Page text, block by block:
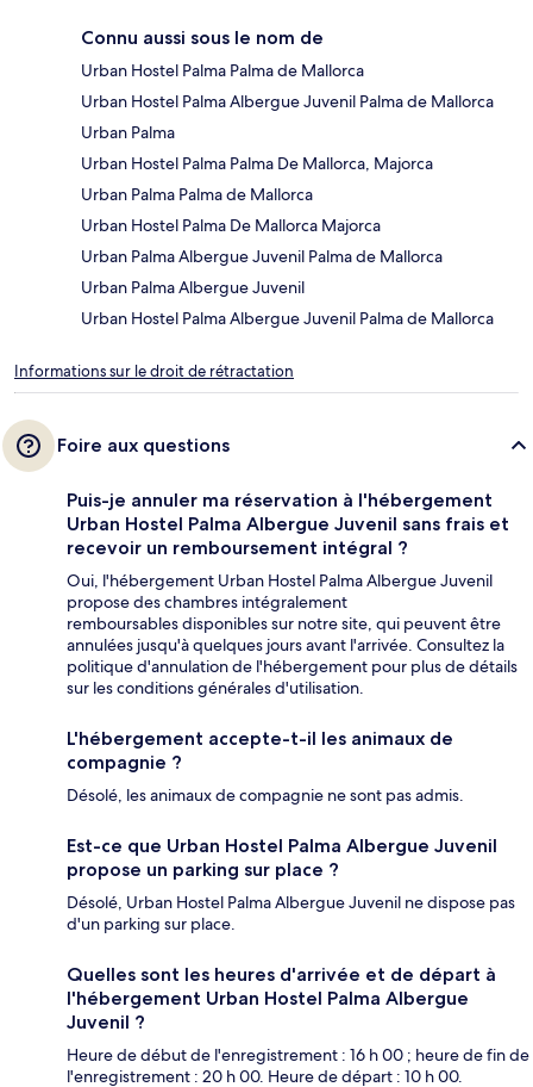
Connu aussi sous le nom de
Urban Hostel Palma Palma de Mallorca
Urban Hostel Palma Albergue Juvenil Palma de Mallorca
Urban Palma
Urban Hostel Palma Palma De Mallorca, Majorca
Urban Palma Palma de Mallorca
Urban Hostel Palma De Mallorca Majorca
Urban Palma Albergue Juvenil Palma de Mallorca
Urban Palma Albergue Juvenil
Urban Hostel Palma Albergue Juvenil Palma de Mallorca
Informations sur le droit de rétractation
Foire aux questions
Puis-je annuler ma réservation à l'hébergement
Urban Hostel Palma Albergue Juvenil sans frais et
recevoir un remboursement intégral ?
Oui, l'hébergement Urban Hostel Palma Albergue Juvenil
propose des chambres intégralement
remboursables disponibles sur notre site, qui peuvent être
annulées jusqu'à quelques jours avant l'arrivée. Consultez la
politique d'annulation de l'hébergement pour plus de détails
sur les conditions générales d'utilisation.
L'hébergement accepte-t-il les animaux de
compagnie ?
Désolé, les animaux de compagnie ne sont pas admis.
Est-ce que Urban Hostel Palma Albergue Juvenil
propose un parking sur place ?
Désolé, Urban Hostel Palma Albergue Juvenil ne dispose pas
d'un parking sur place.
Quelles sont les heures d'arrivée et de départ à
l'hébergement Urban Hostel Palma Albergue
Juvenil ?
Heure de début de l'enregistrement : 16 h 00 ; heure de fin de
l'enregistrement : 20 h 00. Heure de départ : 10 h 00.